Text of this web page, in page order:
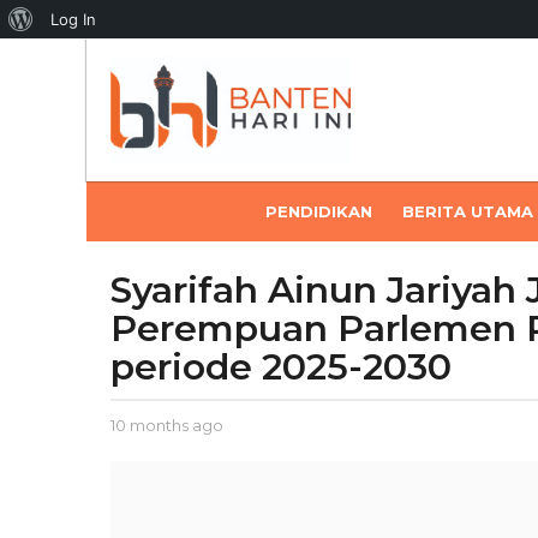
About
Log In
PENDIDIKAN BERITA UTAMA
1
0
m
o
n
t
Syarifah Ainun Jariyah
Perempuan Parlemen
periode 2025-2030
b
10 months ago